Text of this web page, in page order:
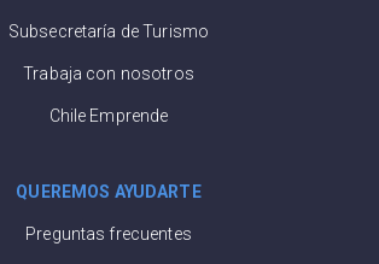
Subsecretaría de Turismo
Trabaja con nosotros
Chile Emprende
QUEREMOS AYUDARTE
Preguntas frecuentes